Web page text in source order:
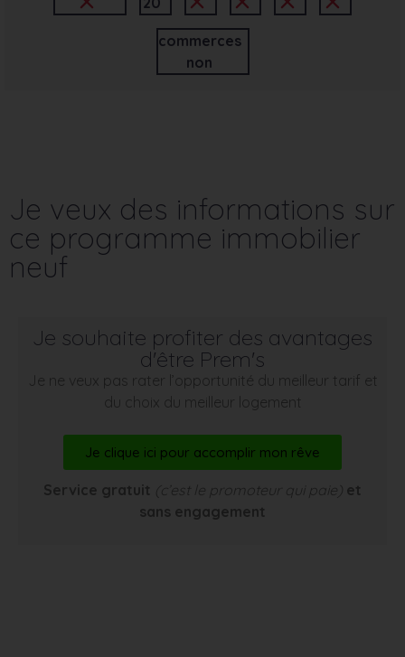
commerces
non
Je veux des informations sur
ce programme immobilier
neuf
Je souhaite profiter des avantages
d'être Prem's
Je ne veux pas rater l’opportunité du meilleur tarif et
du choix du meilleur logement
Je clique ici pour accomplir mon rêve
Service gratuit (c’est le promoteur qui paie) et
sans engagement